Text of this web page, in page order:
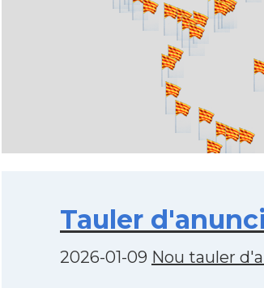
Tauler
2026-01-09 Nou tauler